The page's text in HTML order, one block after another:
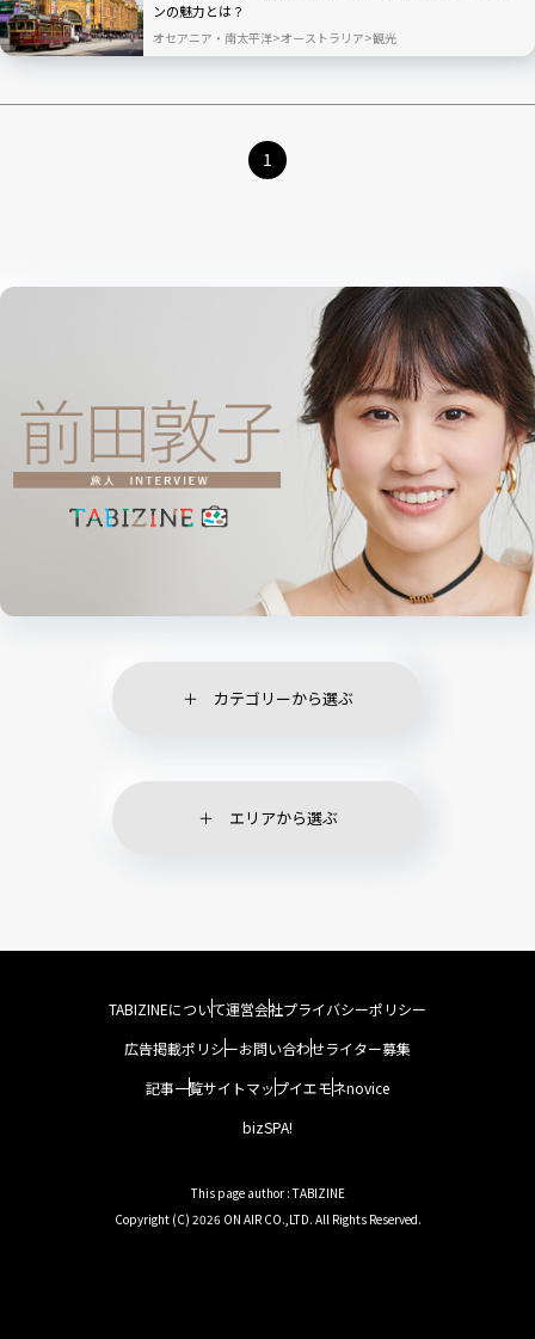
ンの魅力とは？
オセアニア・南太平洋 オーストラリア 観光
1
カテゴリーから選ぶ
エリアから選ぶ
TABIZINEについて運営会社プライバシーポリシー
広告掲載ポリシーお問い合わせライター募集
記事一覧サイトマップイエモネnovice
bizSPA!
This page author : TABIZINE
Copyright (C) 2026 ON AIR CO.,LTD. All Rights Reserved.